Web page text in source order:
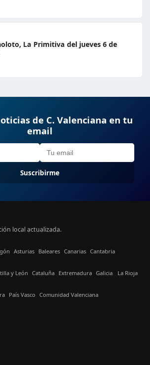
La Primitiva del jueves 6 de
de C. Valenciana en tu
email
Suscribirme
local actualizada.
Asturias Baleares Canarias Cantabria
y León Cataluña Extremadura Galicia La Rioja
País Vasco Comunidad Valenciana